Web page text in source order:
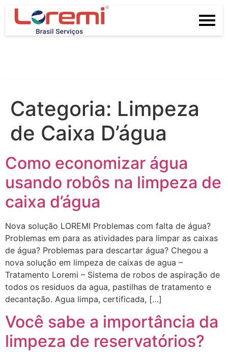
Categoria: Limpeza
de Caixa D’água
Como economizar água
usando robôs na limpeza de
caixa d’água
Nova solução LOREMI Problemas com falta de água?
Problemas em para as atividades para limpar as caixas
de água? Problemas para descartar água? Chegou a
nova solução em limpeza de caixas de agua –
Tratamento Loremi – Sistema de robos de aspiração de
todos os residuos da agua, pastilhas de tratamento e
decantação. Agua limpa, certificada, […]
Você sabe a importância da
limpeza de reservatórios?